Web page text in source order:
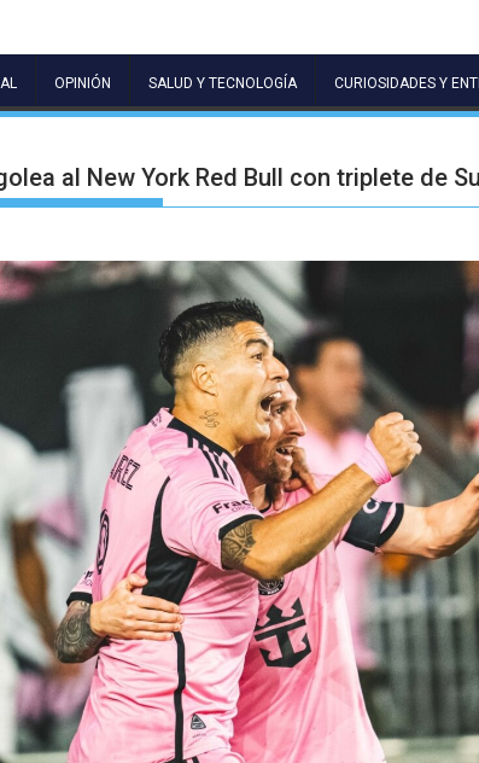
OPINIÓN SALUD Y TECNOLOGÍA CURIOSIDADES Y
al New York Red Bull con triplete de